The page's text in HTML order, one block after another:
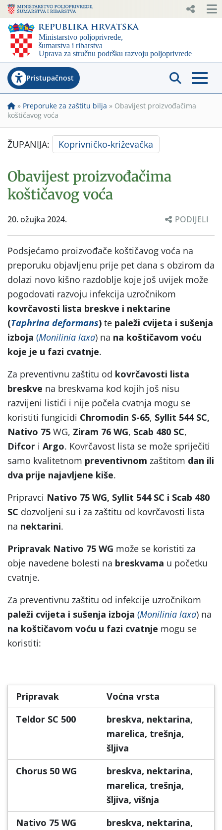
Pristupačnost
» Preporuke za zaštitu bilja » Obavijest proizvođačima
koštičavog voća
ŽUPANIJA: Koprivničko-križevačka
Obavijest proizvođačima
koštičavog voća
20. ožujka 2024. PODIJELI
Podsjećamo proizvođače koštičavog voća na
preporuku objavljenu prije pet dana s obzirom da
dolazi novo kišno razdoblje koje još uvijek može
pogodovati razvoju infekcija uzročnikom
kovrčavosti lista breskve i nektarine
(Taphrina deformans) te paleži cvijeta i sušenja
izboja (Monilinia laxa) na na koštičavom voću
koje je u fazi cvatnje.
Za preventivnu zaštitu od kovrčavosti lista
breskve na breskvama kod kojih još nisu
razvijeni listići i nije počela cvatnja mogu se
koristiti fungicidi Chromodin S-65, Syllit 544 SC,
Nativo 75 WG, Ziram 76 WG, Scab 480 SC,
Difcor i Argo. Kovrčavost lista se može spriječiti
samo kvalitetnom preventivnom zaštitom dan ili
dva prije najavljene kiše.
Pripravci Nativo 75 WG, Syllit 544 SC i Scab 480
SC dozvoljeni su i za zaštitu od kovrčavosti lista
na nektarini.
Pripravak Nativo 75 WG može se koristiti za
obje navedene bolesti na breskvama u početku
cvatnje.
Za preventivnu zaštitu od infekcije uzročnikom
paleži cvijeta i sušenja izboja (Monilinia laxa) na
na koštičavom voću u fazi cvatnje mogu se
koristiti:
Pripravak
Voćna vrsta
Teldor SC 500
breskva, nektarina,
marelica, trešnja,
šljiva
Chorus 50 WG
breskva, nektarina,
marelica, trešnja,
šljiva, višnja
Nativo 75 WG
breskva, nektarina,